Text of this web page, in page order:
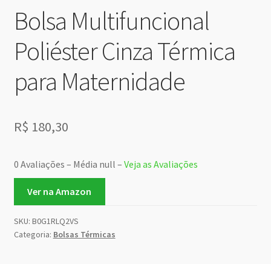
Bolsa Multifuncional
Poliéster Cinza Térmica
para Maternidade
R$ 180,30
0 Avaliações – Média null – Veja as Avaliações
Ver na Amazon
SKU: B0G1RLQ2VS
Categoria: Bolsas Térmicas